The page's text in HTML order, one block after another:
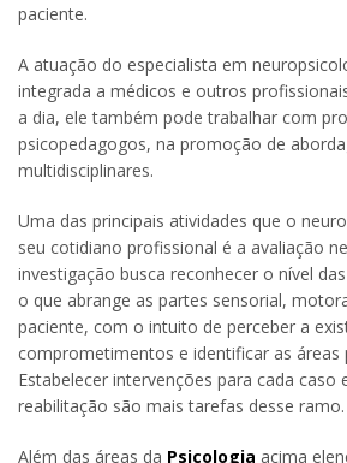
paciente.
A atuação do especialista em
integrada a médicos e outros
a dia, ele também pode trabalhar com
psicopedagogos, na promoção de
multidisciplinares.
Uma das principais atividades que o
seu cotidiano profissional é a avaliação
investigação busca reconhecer o nível
o que abrange as partes sensorial,
paciente, com o intuito de perceber a
comprometimentos e identificar as áreas
Estabelecer intervenções para cada caso
reabilitação são mais tarefas desse ramo.
Além das áreas da Psicologia acima